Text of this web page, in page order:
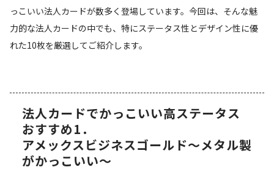
っこいい法人カードが数多く登場しています。今回は、そんな魅
力的な法人カードの中でも、特にステータス性とデザイン性に優
れた10枚を厳選してご紹介します。
法人カードでかっこいい高ステータス
おすすめ1．
アメックスビジネスゴールド～メタル製
がかっこいい～